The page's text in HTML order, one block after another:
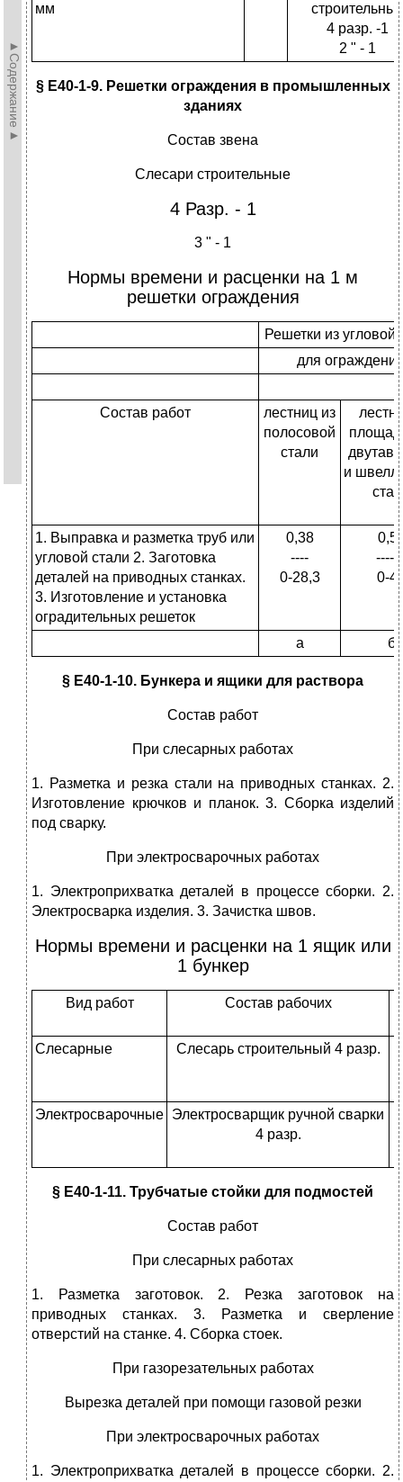
►Содержание►
мм
4 разр. -1
2 " - 1
§ E40-1-9. Решетки ограждения в промышленных
зданиях
Состав звена
Слесари строительные
4 Разр. - 1
3 " - 1
Нормы времени и расценки на 1 м
решетки ограждения
Решетки из угловой
для
Состав работ
лестниц из
полосовой
стали
и
1. Выправка и разметка труб или
угловой стали 2. Заготовка
деталей на приводных станках.
3. Изготовление и установка
оградительных решеток
0,38
----
0-28,3
0-
а б
§ E40-1-10. Бункера и ящики для раствора
Состав работ
При слесарных работах
1. Разметка и резка стали на приводных станках. 2.
Изготовление крючков и планок. 3. Сборка изделий
под сварку.
При электросварочных работах
1. Электроприхватка деталей в процессе сборки. 2.
Электросварка изделия. 3. Зачистка швов.
Нормы времени и расценки на 1 ящик или
1 бункер
Вид работ
Состав рабочих
Слесарные
Слесарь строительный 4 разр.
Электросварочные Электросварщик ручной сварки
4 разр.
§ Е40-1-11. Трубчатые стойки для подмостей
Состав работ
При слесарных работах
1. Разметка заготовок. 2. Резка заготовок на
приводных станках. 3. Разметка и сверление
отверстий на станке. 4. Сборка стоек.
При газорезательных работах
Вырезка деталей при помощи газовой резки
При электросварочных работах
1. Электроприхватка деталей в процессе сборки. 2.